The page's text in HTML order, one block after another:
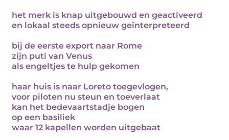
het merk is knap uitgebouwd en geactiveerd
en lokaal steeds opnieuw geïnterpreteerd
bij de eerste export naar Rome
zijn puti van Venus
als engeltjes te hulp gekomen
haar huis is naar Loreto toegevlogen,
voor piloten nu steun en toeverlaat
kan het bedevaartstadje bogen
op een basiliek
waar 12 kapellen worden uitgebaat